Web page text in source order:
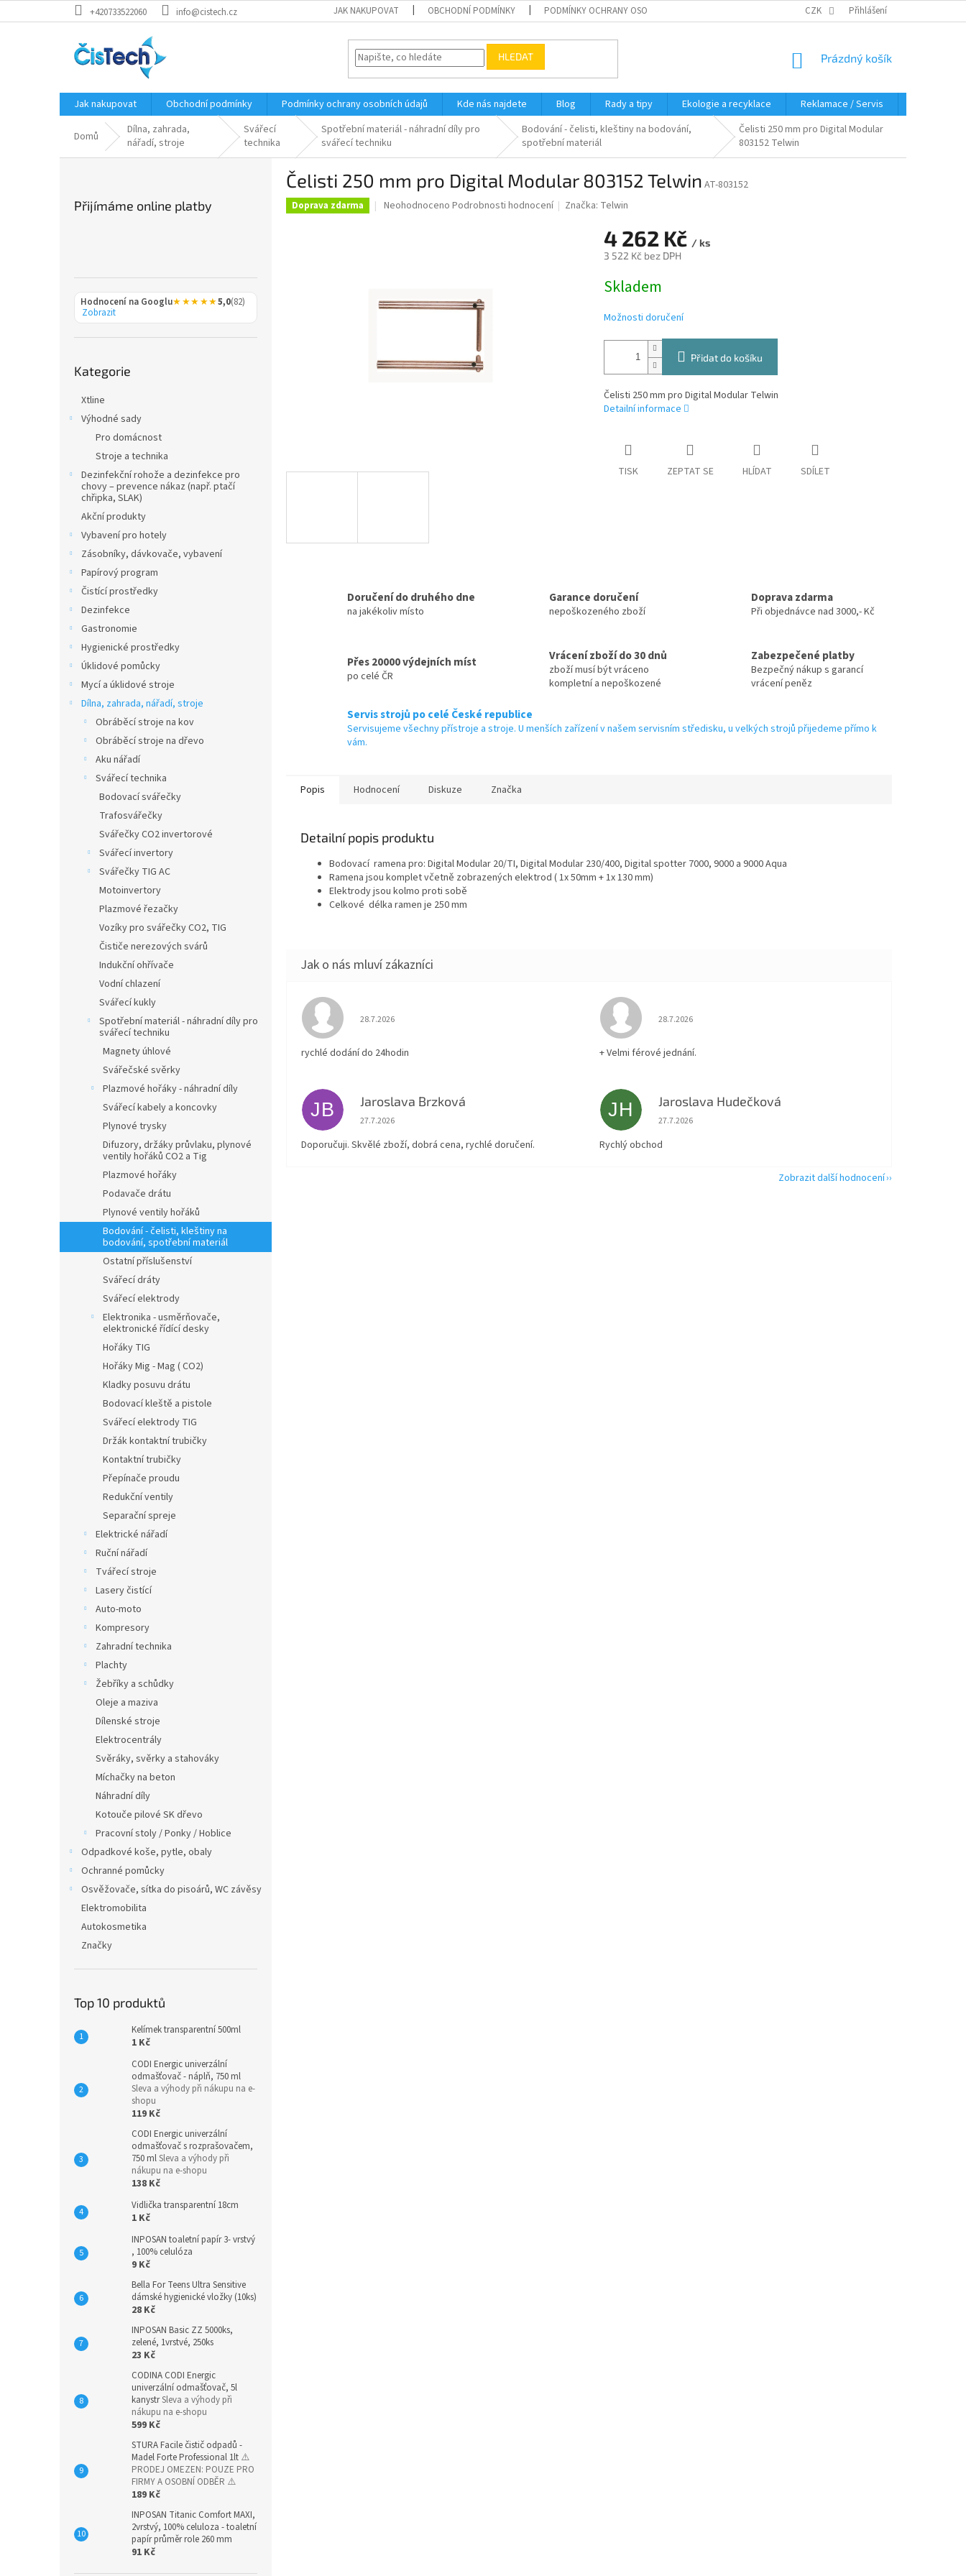
na
+420733522060 info@cistech.cz JAK NAKUPOVAT OBCHODNÍ PODMÍNKY PODMÍNKY OCHRANY OSOBNÍCH ÚDAJŮ CZK Přihlášení
HLEDAT
NÁKUPNÍ
Prázdný košík
Jak nakupovat Obchodní podmínky Podmínky ochrany osobních údajů Kde nás najdete Blog Rady a tipy Ekologie a recyklace Reklamace / Servis
Domů
Dílna, zahrada,
nářadí, stroje
Svářecí
technika
Spotřební materiál - náhradní díly pro
svářecí techniku
Bodování - čelisti, kleštiny na bodování,
spotřební materiál
Čelisti 250 mm pro Digital Modular
803152 Telwin
Přijímáme online platby
Hodnocení na Googlu★★★★★5,0(82)
Zobrazit
kategorie
Kategorie
Xtline
Výhodné sady
Pro domácnost
Stroje a technika
Dezinfekční rohože a dezinfekce pro
chovy – prevence nákaz (např. ptačí
chřipka, SLAK)
Akční produkty
Vybavení pro hotely
Zásobníky, dávkovače, vybavení
Papírový program
Čistící prostředky
Dezinfekce
Gastronomie
Hygienické prostředky
Úklidové pomůcky
Mycí a úklidové stroje
Dílna, zahrada, nářadí, stroje
Obráběcí stroje na kov
Obráběcí stroje na dřevo
Aku nářadí
Svářecí technika
Bodovací svářečky
Trafosvářečky
Svářečky CO2 invertorové
Svářecí invertory
Svářečky TIG AC
Motoinvertory
Plazmové řezačky
Vozíky pro svářečky CO2, TIG
Čističe nerezových svárů
Indukční ohřívače
Vodní chlazení
Svářecí kukly
Spotřební materiál - náhradní díly pro
svářecí techniku
Magnety úhlové
Svářečské svěrky
Plazmové hořáky - náhradní díly
Svářecí kabely a koncovky
Plynové trysky
Difuzory, držáky průvlaku, plynové
ventily hořáků CO2 a Tig
Plazmové hořáky
Podavače drátu
Plynové ventily hořáků
Bodování - čelisti, kleštiny na
bodování, spotřební materiál
Ostatní příslušenství
Svářecí dráty
Svářecí elektrody
Elektronika - usměrňovače,
elektronické řídící desky
Hořáky TIG
Hořáky Mig - Mag ( CO2)
Kladky posuvu drátu
Bodovací kleště a pistole
Svářecí elektrody TIG
Držák kontaktní trubičky
Kontaktní trubičky
Přepínače proudu
Redukční ventily
Separační spreje
Elektrické nářadí
Ruční nářadí
Tvářecí stroje
Lasery čistící
Auto-moto
Kompresory
Zahradní technika
Plachty
Žebříky a schůdky
Oleje a maziva
Dílenské stroje
Elektrocentrály
Svěráky, svěrky a stahováky
Míchačky na beton
Náhradní díly
Kotouče pilové SK dřevo
Pracovní stoly / Ponky / Hoblice
Odpadkové koše, pytle, obaly
Ochranné pomůcky
Osvěžovače, sítka do pisoárů, WC závěsy
Elektromobilita
Autokosmetika
Značky
Top 10 produktů
Kelímek transparentní 500ml
1 Kč
CODI Energic univerzální
odmašťovač - náplň, 750 ml
Sleva a výhody při nákupu na e-
shopu
119 Kč
CODI Energic univerzální
odmašťovač s rozprašovačem,
750 mlSleva a výhody při
nákupu na e-shopu
138 Kč
Vidlička transparentní 18cm
1 Kč
INPOSAN toaletní papír 3- vrstvý
, 100% celulóza
9 Kč
Bella For Teens Ultra Sensitive
dámské hygienické vložky (10ks)
28 Kč
INPOSAN Basic ZZ 5000ks,
zelené, 1vrstvé, 250ks
23 Kč
CODINA CODI Energic
univerzální odmašťovač, 5l
kanystrSleva a výhody při
nákupu na e-shopu
599 Kč
STURA Facile čistič odpadů -
Madel Forte Professional 1lt ⚠️
PRODEJ OMEZEN: POUZE PRO
FIRMY A OSOBNÍ ODBĚR ⚠️
189 Kč
INPOSAN Titanic Comfort MAXI,
2vrstvý, 100% celuloza - toaletní
papír průměr role 260 mm
91 Kč
Čelisti 250 mm pro Digital Modular 803152 Telwin AT-803152
Doprava zdarma
Průměrné
hvězdiček.
Neohodnoceno Podrobnosti hodnocení Značka: Telwin
4 262 Kč / ks
3 522 Kč bez DPH
cena:
Skladem
Možnosti doručení
Přidat do košíku
Čelisti 250 mm pro Digital Modular Telwin
Detailní informace
TISK ZEPTAT SE HLÍDAT SDÍLET
Doručení do druhého dne
na jakékoliv místo
Garance doručení
nepoškozeného zboží
Doprava zdarma
Při objednávce nad 3000,- Kč
Přes 20000 výdejních míst
po celé ČR
Vrácení zboží do 30 dnů
zboží musí být vráceno
kompletní a nepoškozené
Zabezpečené platby
Bezpečný nákup s garancí
vrácení peněz
Servis strojů po celé České republice
Servisujeme všechny přístroje a stroje. U menších zařízení v našem servisním středisku, u velkých strojů přijedeme přímo k
vám.
Popis Hodnocení Diskuze Značka
Detailní popis produktu
Bodovací ramena pro: Digital Modular 20/TI, Digital Modular 230/400, Digital spotter 7000, 9000 a 9000 Aqua
Ramena jsou komplet včetně zobrazených elektrod ( 1x 50mm + 1x 130 mm)
Elektrody jsou kolmo proti sobě
Celkové délka ramen je 250 mm
Hodnocení obchodu je 5 z 5 hvězdiček.
28.7.2026
rychlé dodání do 24hodin
Hodnocení obchodu je 5 z 5 hvězdiček.
28.7.2026
+ Velmi férové jednání.
JB Jaroslava Brzková
Hodnocení obchodu je 5 z 5 hvězdiček.
27.7.2026
Doporučuji. Skvělé zboží, dobrá cena, rychlé doručení.
JH Jaroslava Hudečková
Hodnocení obchodu je 5 z 5 hvězdiček.
27.7.2026
Rychlý obchod
Zobrazit další hodnocení